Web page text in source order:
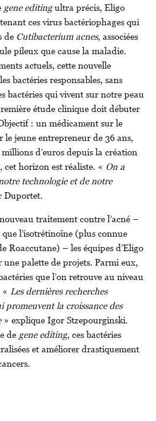
gene editingultra précis, Eligo
ces virus bactériophages qui
de Cutibacterium acnes, associées
pileux que cause la maladie.
actuels, cette nouvelle
bactéries responsables, sans
bactéries qui vivent sur notre peau
étude clinique doit débuter
: un médicament sur le
le jeune entrepreneur de 36 ans,
d’euros depuis la création
cet horizon est réaliste. « On a
technologie et de notre
Duportet.
traitement contre l’acné –
que l’isotrétinoïne (plus connue
Roaccutane) – les équipes d’Eligo
palette de projets. Parmi eux,
que l’on retrouve au niveau
Les dernières recherches
promeuvent la croissance des
» explique Igor Stzepourginski.
de gene editing, ces bactéries
et améliorer drastiquement